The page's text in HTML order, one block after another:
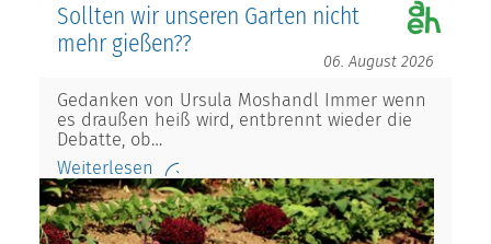
Sollten wir unseren Garten nicht
mehr gießen??
06. August 2026
Gedanken von Ursula Moshandl Immer wenn
es draußen heiß wird, entbrennt wieder die
Debatte, ob…
Weiterlesen